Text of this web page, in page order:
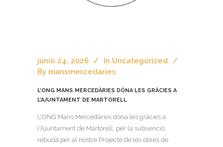
junio 24, 2026 In Uncategorized
By mansmercedaries
L’ONG MANS MERCEDÀRIES DÓNA LES GRÀCIES A
L’AJUNTAMENT DE MARTORELL
L'ONG Mans Mercedàries dóna les gràcies a
l'Ajuntament de Martorell, per la subvenció
rebuda per al nostre Projecte de les obres de